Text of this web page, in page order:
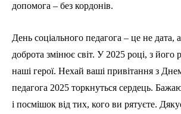
допомога – без кордонів.
День соціального педагога – це не дата,
доброта змінює світ. У 2025 році, з
наші герої. Нехай ваші привітання з
педагога 2025 торкнуться сердець.
і посмішок від тих, кого ви рятуєте.